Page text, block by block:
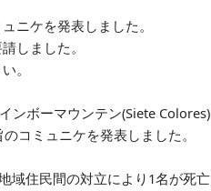
ニケを発表しました。
しました。
。
ボーマウンテン(Siete
コミュニケを発表しました。
住民間の対立により1名が死